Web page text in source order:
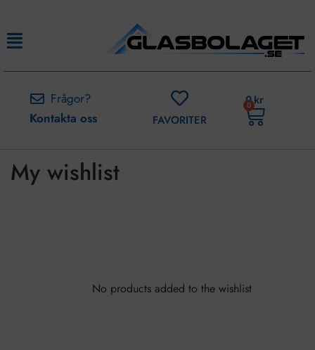
Frågor?
Kontakta oss
FAVORITER
0kr
0
My wishlist
No products added to the wishlist